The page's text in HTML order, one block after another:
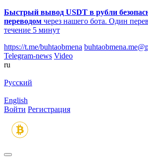
Быстрый вывод USDT в рубли
переводом через нашего бота. Один
течение 5 минут
https://t.me/buhtaobmena
Telegram-news Video
ru
Русский
English
Войти Регистрация